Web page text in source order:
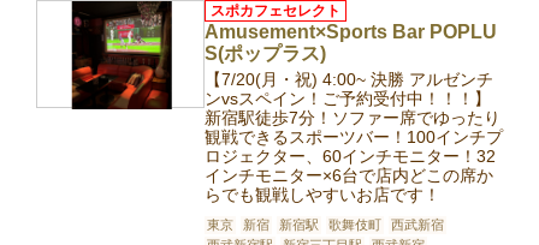
Amusement×Sports Bar POPLU
S(ポップラス)
スポカフェセレクト
【7/20(月・祝) 4:00~ 決勝 アルゼンチ
ンvsスペイン！ご予約受付中！！！】
新宿駅徒歩7分！ソファー席でゆったり
観戦できるスポーツバー！100インチプ
ロジェクター、60インチモニター！32
インチモニター×6台で店内どこの席か
らでも観戦しやすいお店です！
東京 新宿 新宿駅 歌舞伎町
西武新宿